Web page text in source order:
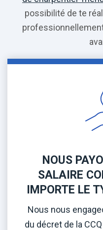
possibilité de te
NOUS
SALAIRE
IMPORTE LE
Nous nous
du décret de la